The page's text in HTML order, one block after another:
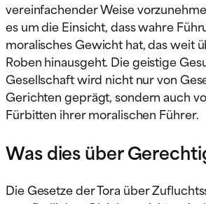
vereinfachender Weise
es um die Einsicht, dass wahre
moralisches Gewicht hat, das weit
Roben hinausgeht. Die geistige
Gesellschaft wird nicht nur von
Gerichten geprägt, sondern auch
Fürbitten ihrer moralischen Führer.
Was dies über
Die Gesetze der Tora über